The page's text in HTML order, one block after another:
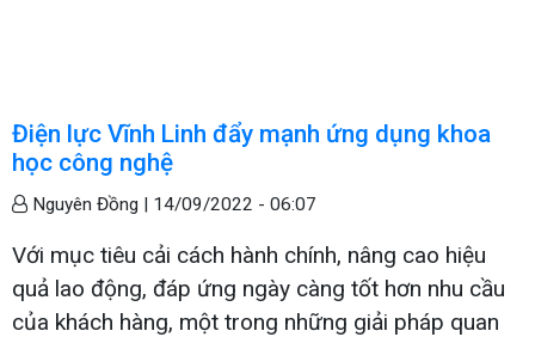
Điện lực Vĩnh Linh đẩy mạnh ứng dụng khoa
học công nghệ
Nguyên Đồng | 14/09/2022 - 06:07
Với mục tiêu cải cách hành chính, nâng cao hiệu
quả lao động, đáp ứng ngày càng tốt hơn nhu cầu
của khách hàng, một trong những giải pháp quan